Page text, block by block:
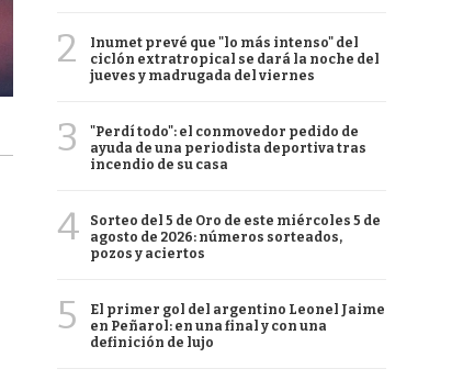
2
Inumet prevé que "lo más intenso" del
ciclón extratropical se dará la noche del
jueves y madrugada del viernes
3
"Perdí todo": el conmovedor pedido de
ayuda de una periodista deportiva tras
incendio de su casa
4
Sorteo del 5 de Oro de este miércoles 5 de
agosto de 2026: números sorteados,
pozos y aciertos
5
El primer gol del argentino Leonel Jaime
en Peñarol: en una final y con una
definición de lujo